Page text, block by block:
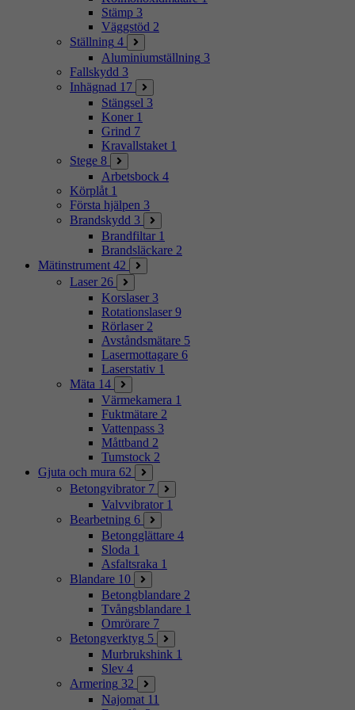
Stämp 3
Väggstöd 2
Ställning 4
Aluminiumställning 3
Fallskydd 3
Inhägnad 17
Stängsel 3
Koner 1
Grind 7
Kravallstaket 1
Stege 8
Arbetsbock 4
Körplåt 1
Första hjälpen 3
Brandskydd 3
Brandfiltar 1
Brandsläckare 2
Mätinstrument 42
Laser 26
Korslaser 3
Rotationslaser 9
Rörlaser 2
Avståndsmätare 5
Lasermottagare 6
Laserstativ 1
Mäta 14
Värmekamera 1
Fuktmätare 2
Vattenpass 3
Måttband 2
Tumstock 2
Gjuta och mura 62
Betongvibrator 7
Valvvibrator 1
Bearbetning 6
Betongglättare 4
Sloda 1
Asfaltsraka 1
Blandare 10
Betongblandare 2
Tvångsblandare 1
Omrörare 7
Betongverktyg 5
Murbrukshink 1
Slev 4
Armering 32
Najomat 11